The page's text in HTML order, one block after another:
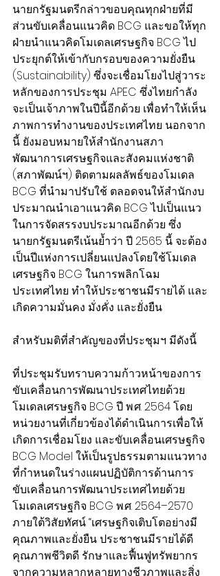
นายกรัฐมนตรีกล่าวขอบคุณทุกฝ่ายที่มี
ส่วนขับเคลื่อนแนวคิด BCG และขอให้ทุก
ฝ่ายนำแนวคิดโมเดลเศรษฐกิจ BCG ไป
ประยุกต์ให้เข้ากับกรอบของความยั่งยืน
(Sustainability) ซึ่งจะเชื่อมโยงไปสู่วาระ
หลักของการประชุม APEC ซึ่งไทยกำลัง
จะเป็นเจ้าภาพในปีนี้อีกด้วย เพื่อทำให้เห็น
ภาพการทำงานของประเทศไทย นอกจาก
นี้ ยังมอบหมายให้สำนักงานสภา
พัฒนาการเศรษฐกิจและสังคมแห่งชาติ
(สภาพัฒน์ฯ) ติดตามผลลัพธ์ของโมเดล
BCG ที่นำมาปรับใช้ ตลอดจนให้สำนักงบ
ประมาณนำเอาแนวคิด BCG ไปเป็นแนว
ในการจัดสรรงบประมาณอีกด้วย ซึ่ง
นายกรัฐมนตรีเน้นย้ำว่า ปี 2565 นี้ จะต้อง
เป็นปีแห่งการเปลี่ยนแปลงโดยใช้โมเดล
เศรษฐกิจ BCG ในการพลิกโฉม
ประเทศไทย ทำให้ประชาชนมีรายได้ และ
เกิดความมั่นคง มั่งคั่ง และยั่งยืน
สำหรับมติที่สำคัญของที่ประชุมฯ มีดังนี้
ที่ประชุมรับทราบความก้าวหน้าของการ
ขับเคลื่อนการพัฒนาประเทศไทยด้วย
โมเดลเศรษฐกิจ BCG ปี พ.ศ. 2564 โดย
หน่วยงานที่เกี่ยวข้องได้ดำเนินการเพื่อให้
เกิดการเชื่อมโยง และขับเคลื่อนเศรษฐกิจ
BCG Model ให้เป็นรูปธรรมตามแนวทาง
ที่กำหนดในร่างแผนปฏิบัติการด้านการ
ขับเคลื่อนการพัฒนาประเทศไทยด้วย
โมเดลเศรษฐกิจ BCG พ.ศ. 2564–2570
ภายใต้วิสัยทัศน์ “เศรษฐกิจเติบโตอย่างมี
คุณภาพและยั่งยืน ประชาชนมีรายได้ดี
คุณภาพชีวิตดี รักษาและฟื้นฟูทรัพยากร
จากความหลากหลายทางชีวภาพและสิ่ง